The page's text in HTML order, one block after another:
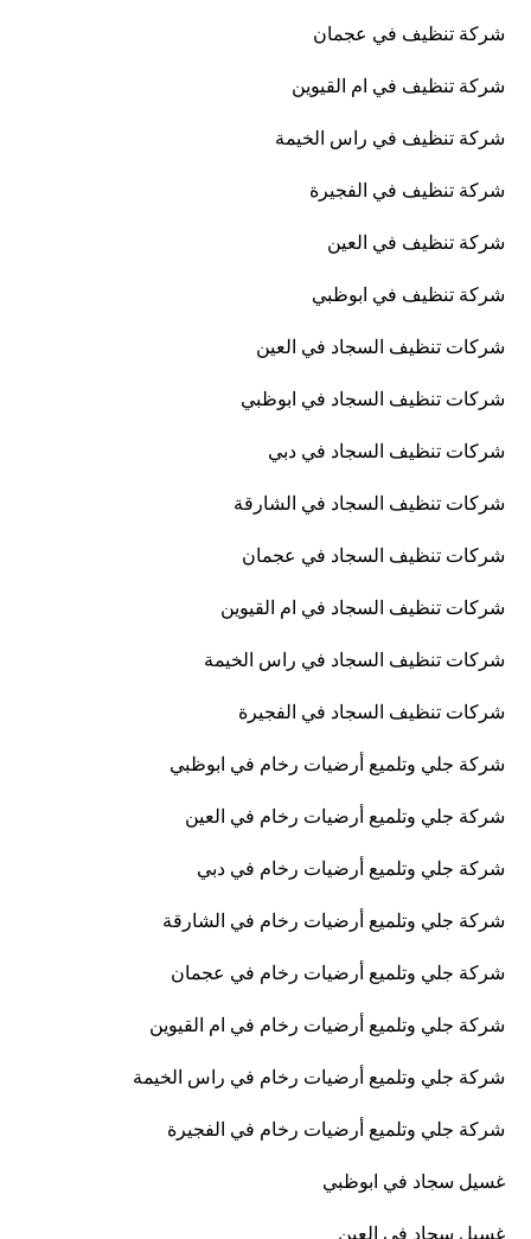
شركة تنظيف في عجمان
شركة تنظيف في ام القيوين
شركة تنظيف في راس الخيمة
شركة تنظيف في الفجيرة
شركة تنظيف في العين
شركة تنظيف في ابوظبي
شركات تنظيف السجاد في العين
شركات تنظيف السجاد في ابوظبي
شركات تنظيف السجاد في دبي
شركات تنظيف السجاد في الشارقة
شركات تنظيف السجاد في عجمان
شركات تنظيف السجاد في ام القيوين
شركات تنظيف السجاد في راس الخيمة
شركات تنظيف السجاد في الفجيرة
شركة جلي وتلميع أرضيات رخام في ابوظبي
شركة جلي وتلميع أرضيات رخام في العين
شركة جلي وتلميع أرضيات رخام في دبي
شركة جلي وتلميع أرضيات رخام في الشارقة
شركة جلي وتلميع أرضيات رخام في عجمان
شركة جلي وتلميع أرضيات رخام في ام القيوين
شركة جلي وتلميع أرضيات رخام في راس الخيمة
شركة جلي وتلميع أرضيات رخام في الفجيرة
غسيل سجاد في ابوظبي
غسيل سجاد في العين